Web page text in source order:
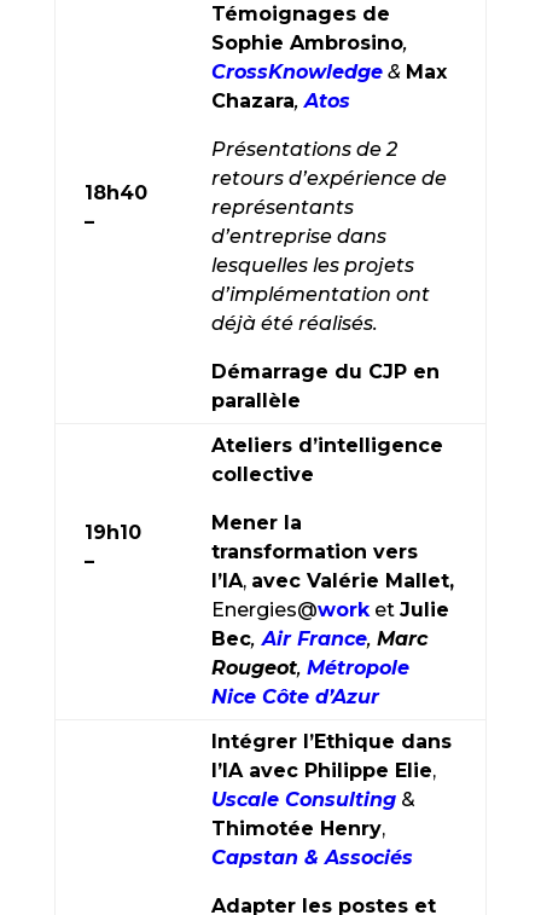
18h40
–
Témoignages de
Sophie Ambrosino,
CrossKnowledge& Max
Chazara,Atos
Présentations de 2
retours d’expérience de
représentants
d’entreprise dans
lesquelles les projets
d’implémentation ont
déjà été réalisés.
Démarrage du CJP en
parallèle
19h10
–
Ateliers d’intelligence
collective
Mener la
transformation vers
l’IA, avec Valérie Mallet,
Energies@worket Julie
Bec, Air France, Marc
Rougeot, Métropole
Nice Côte d’Azur
Intégrer l’Ethique dans
l’IA avec Philippe Elie,
Uscale Consulting&
Thimotée Henry,
Capstan & Associés
Adapter les postes et